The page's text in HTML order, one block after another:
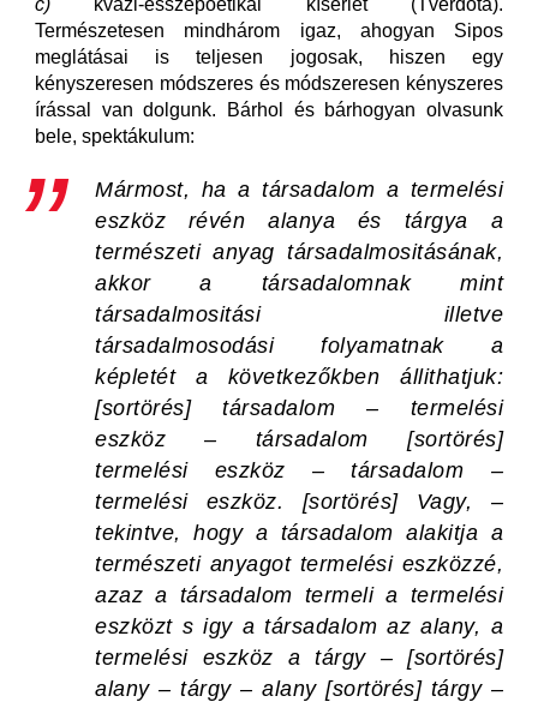
Természetesen mindhárom igaz, ahogyan Sipos
meglátásai is teljesen jogosak, hiszen egy
kényszeresen módszeres és módszeresen kényszeres
írással van dolgunk. Bárhol és bárhogyan olvasunk
bele, spektákulum:
Mármost, ha a társadalom a termelési
eszköz révén alanya és tárgya a
természeti anyag társadalmositásának,
akkor a társadalomnak mint
társadalmositási illetve
társadalmosodási folyamatnak a
képletét a következőkben állithatjuk:
[sortörés] társadalom – termelési
eszköz – társadalom [sortörés]
termelési eszköz – társadalom –
termelési eszköz. [sortörés] Vagy, –
tekintve, hogy a társadalom alakitja a
természeti anyagot termelési eszközzé,
azaz a társadalom termeli a termelési
eszközt s igy a társadalom az alany, a
termelési eszköz a tárgy – [sortörés]
alany – tárgy – alany [sortörés] tárgy –